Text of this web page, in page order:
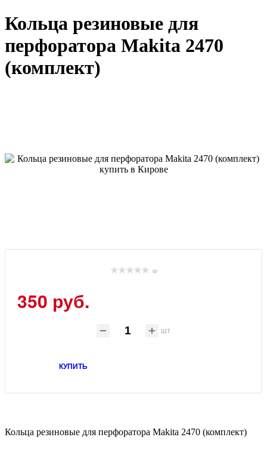
Кольца резиновые для
перфоратора Makita 2470
(комплект)
(0)
350 руб.
шт
КУПИТЬ
Кольца резиновые для перфоратора Makita 2470 (комплект)